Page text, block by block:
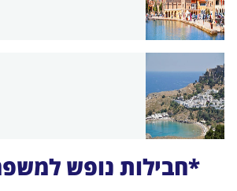
*חבילות נופש